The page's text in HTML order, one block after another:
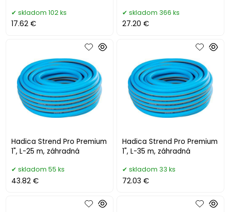
skladom 102 ks
17.62 €
skladom 366 ks
27.20 €
Hadica Strend Pro Premium
1", L-25 m, záhradná
skladom 55 ks
43.82 €
Hadica Strend Pro Premium
1", L-35 m, záhradná
skladom 33 ks
72.03 €